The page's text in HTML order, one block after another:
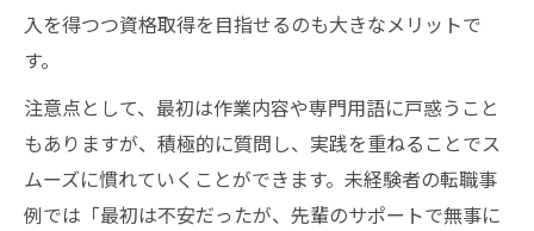
入を得つつ資格取得を目指せるのも大きなメリットで
す。
注意点として、最初は作業内容や専門用語に戸惑うこと
もありますが、積極的に質問し、実践を重ねることでス
ムーズに慣れていくことができます。未経験者の転職事
例では「最初は不安だったが、先輩のサポートで無事に